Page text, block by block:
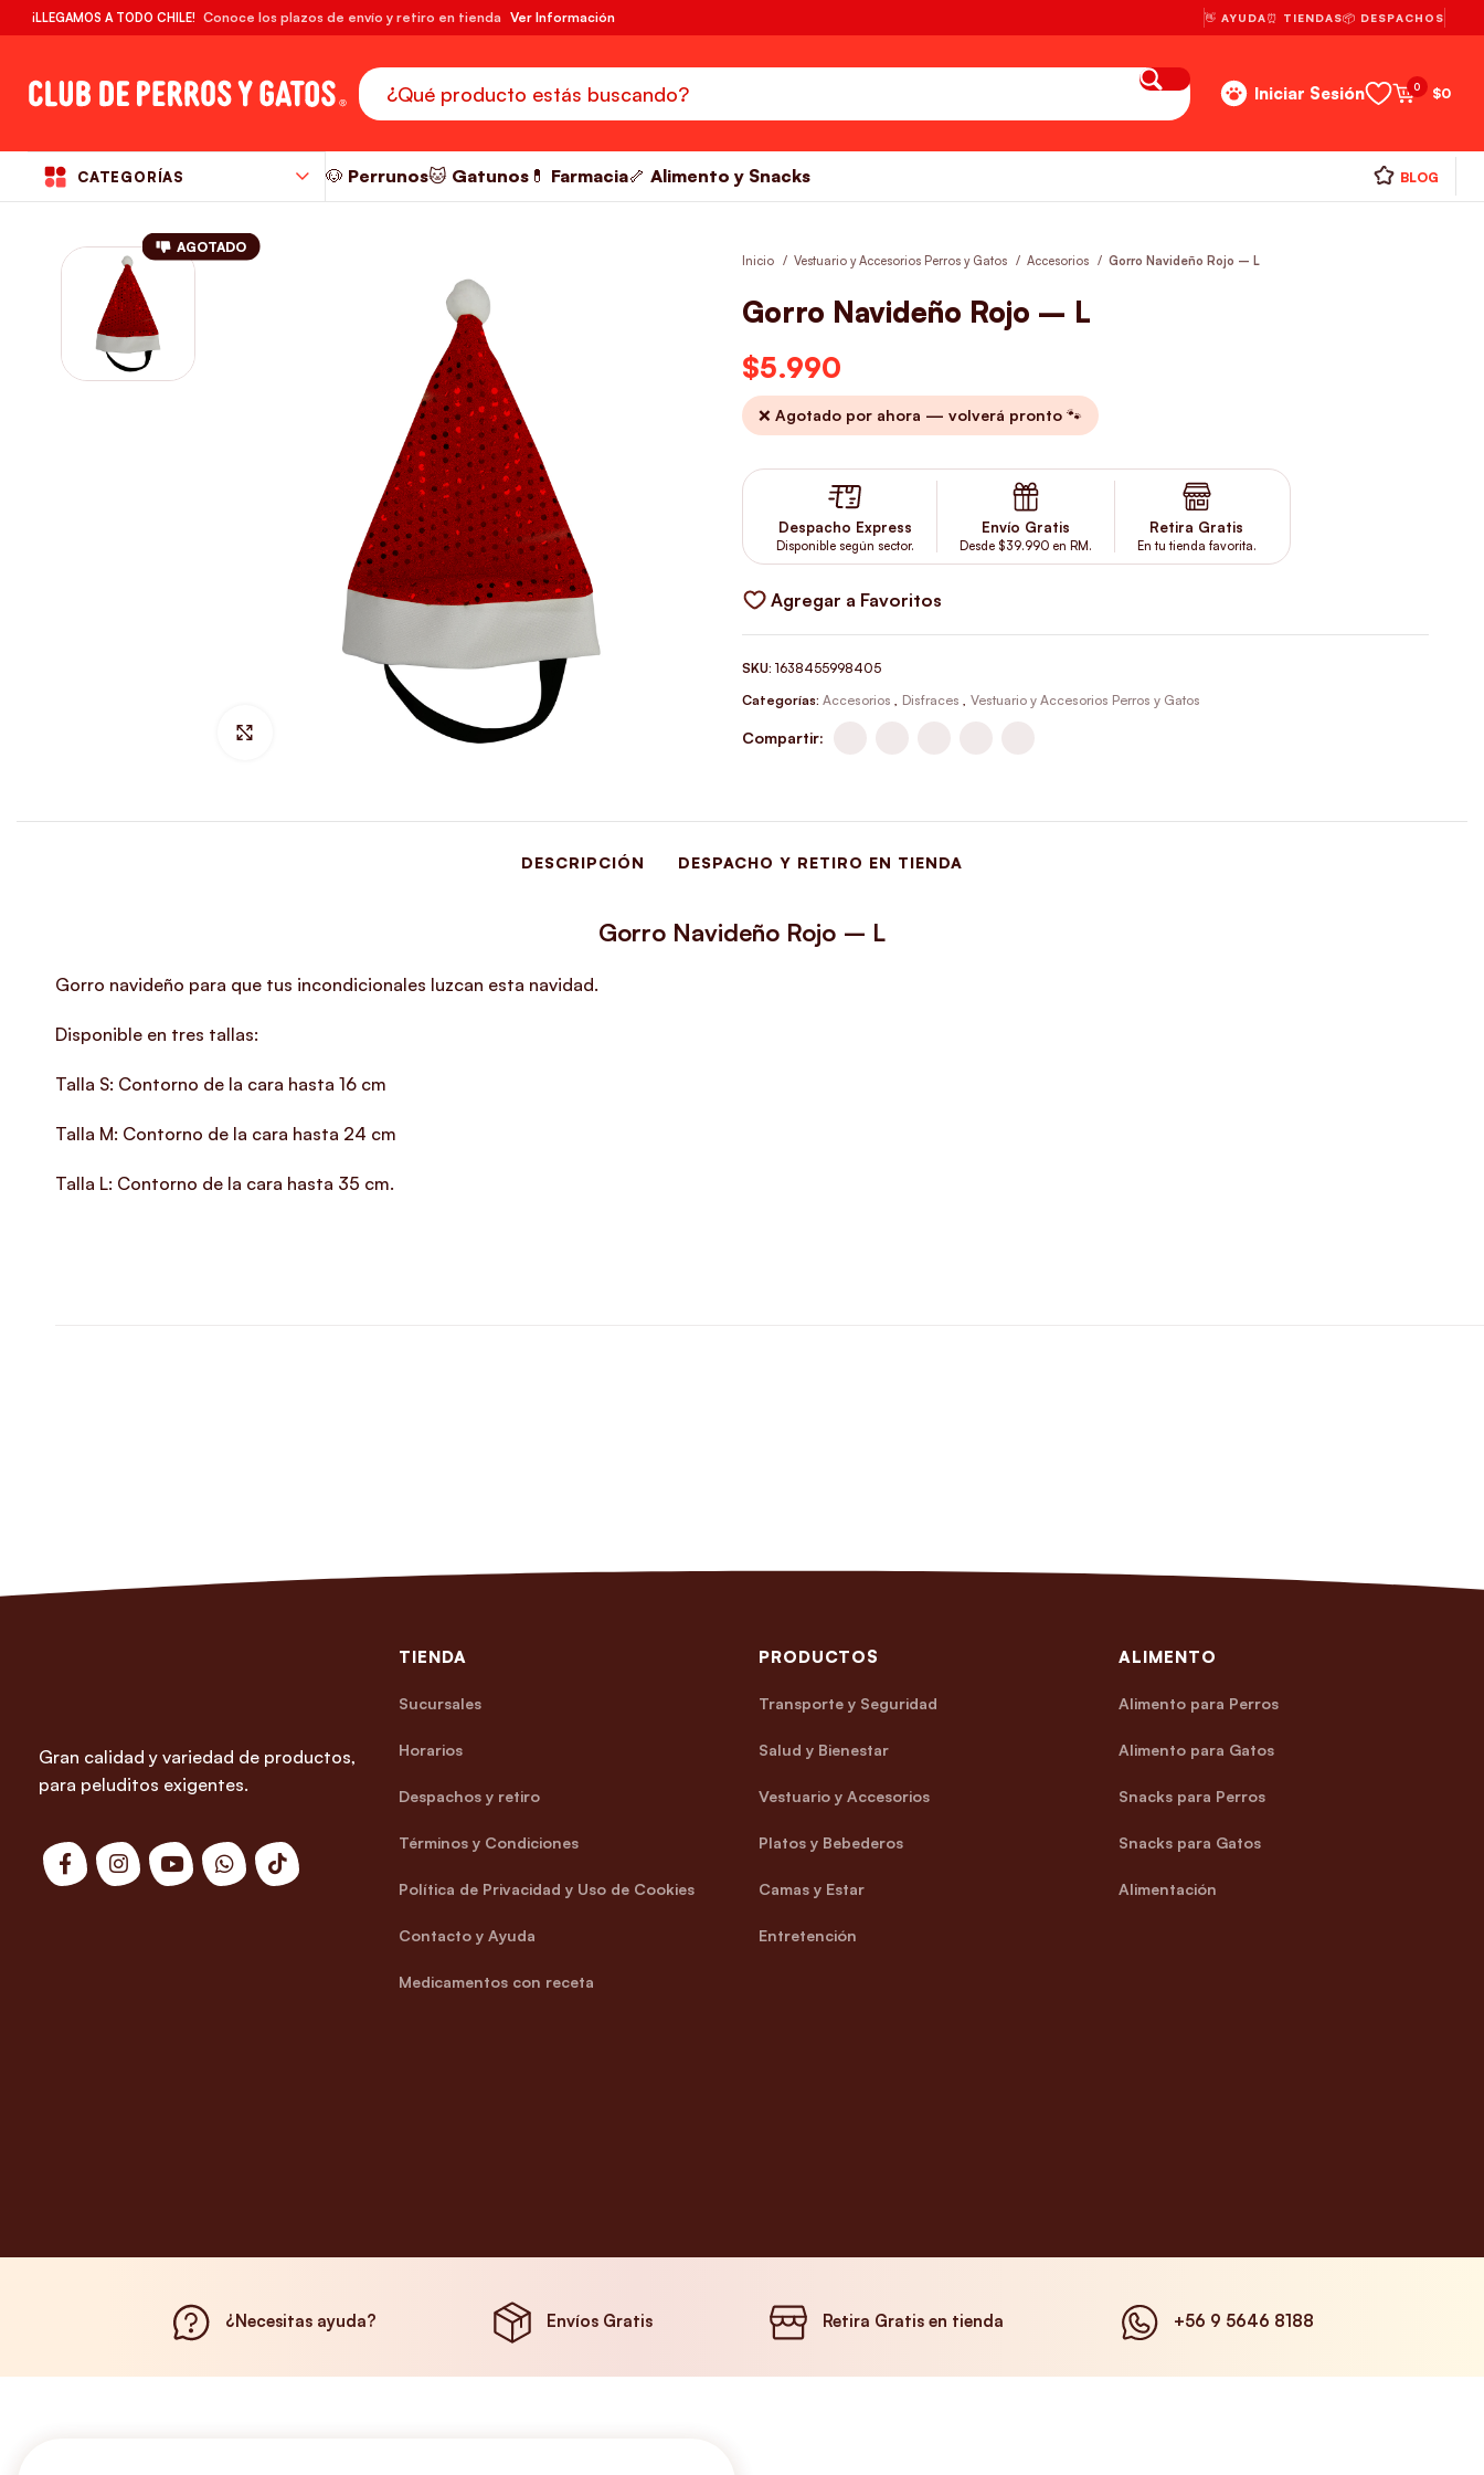
¡LLEGAMOS A TODO CHILE! Conoce los plazos de envío y retiro en tienda Ver Información 👋 AYUDA⏰ TIENDAS📦 DESPACHOS
Iniciar Sesión 0 $0
CATEGORÍAS 🐶 Perrunos🐱 Gatunos 💊 Farmacia🦴 Alimento y Snacks BLOG
AGOTADO
Inicio Vestuario y Accesorios Perros y Gatos Accesorios Gorro Navideño Rojo – L
Gorro Navideño Rojo – L
$5.990
❌ Agotado por ahora — volverá pronto 🐾
Despacho Express
Disponible según sector.
Envío Gratis
Desde $39.990 en RM.
Retira Gratis
En tu tienda favorita.
Agregar a Favoritos
SKU: 1638455998405
Categorías: Accesorios , Disfraces , Vestuario y Accesorios Perros y Gatos
Compartir:
DESCRIPCIÓN DESPACHO Y RETIRO EN TIENDA
Gorro Navideño Rojo – L
Gorro navideño para que tus incondicionales luzcan esta navidad.
Disponible en tres tallas:
Talla S: Contorno de la cara hasta 16 cm
Talla M: Contorno de la cara hasta 24 cm
Talla L: Contorno de la cara hasta 35 cm.
Gran calidad y variedad de productos,
para peluditos exigentes.
TIENDA
Sucursales
Horarios
Despachos y retiro
Términos y Condiciones
Política de Privacidad y Uso de Cookies
Contacto y Ayuda
Medicamentos con receta
PRODUCTOS
Transporte y Seguridad
Salud y Bienestar
Vestuario y Accesorios
Platos y Bebederos
Camas y Estar
Entretención
ALIMENTO
Alimento para Perros
Alimento para Gatos
Snacks para Perros
Snacks para Gatos
Alimentación
¿Necesitas ayuda? Envíos Gratis Retira Gratis en tienda +56 9 5646 8188
RM